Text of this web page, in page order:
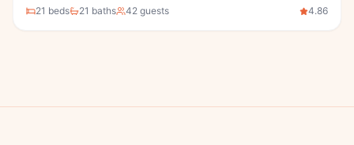
21 beds 21 baths 42 guests 4.86